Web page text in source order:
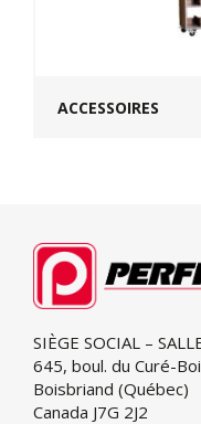
ACCESSOIRES
SIÈGE SOCIAL –
645, boul. du Curé-
Boisbriand (Québec)
Canada J7G 2J2